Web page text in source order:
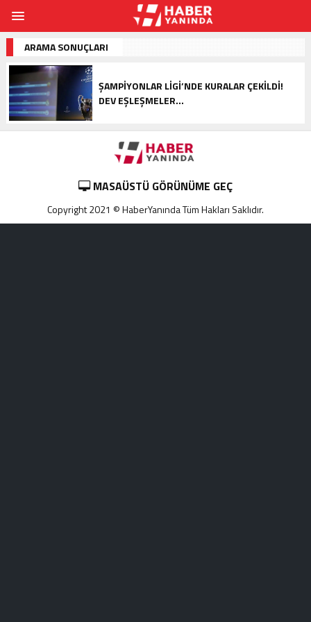
ARAMA SONUÇLARI
ŞAMPIYONLAR LIGI’NDE KURALAR ÇEKILDI!
DEV EŞLEŞMELER…
MASAÜSTÜ GÖRÜNÜME GEÇ
Copyright 2021 © HaberYanında Tüm Hakları Saklıdır.